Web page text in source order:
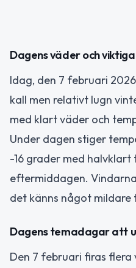
Dagens väder och
Idag, den 7 februari
kall men relativt lugn
med klart väder och
Under dagen stiger
-16 grader med halvklart
eftermiddagen.
det känns något mildare
Dagens temadagar att
Den 7 februari firas